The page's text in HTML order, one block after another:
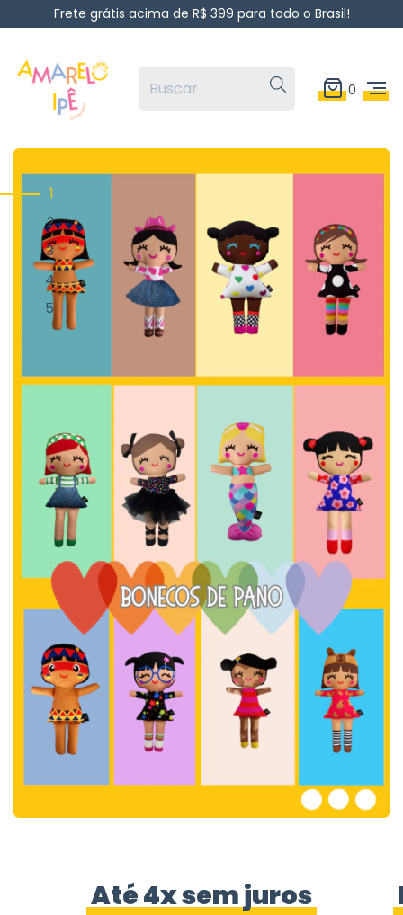
Frete grátis acima de R$ 399 para todo o Brasil!
0
1
2
3
4
5
Até 4x sem juros